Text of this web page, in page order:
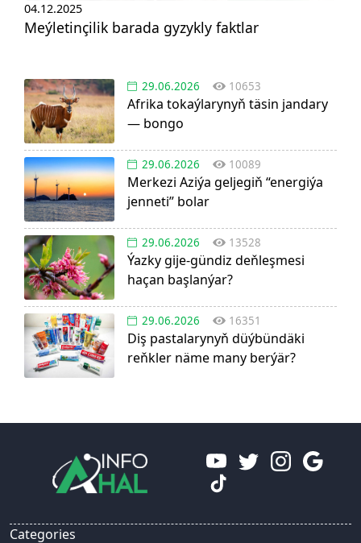
04.12.2025
Meýletinçilik barada gyzykly faktlar
29.06.2026 10653
Afrika tokaýlarynyň täsin jandary
— bongo
29.06.2026 10089
Merkezi Aziýa geljegiň “energiýa
jenneti” bolar
29.06.2026 13528
Ýazky gije-gündiz deňleşmesi
haçan başlanýar?
29.06.2026 16351
Diş pastalarynyň düýbündäki
reňkler näme many berýär?
Categories